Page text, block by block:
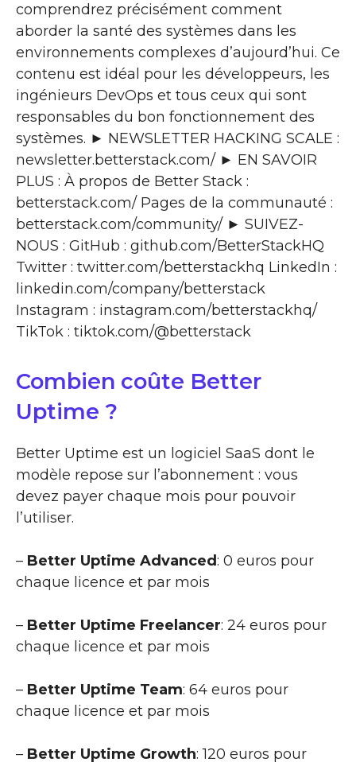
comprendrez précisément comment
aborder la santé des systèmes dans les
environnements complexes d’aujourd’hui. Ce
contenu est idéal pour les développeurs, les
ingénieurs DevOps et tous ceux qui sont
responsables du bon fonctionnement des
systèmes. ► NEWSLETTER HACKING SCALE :
newsletter.betterstack.com/ ► EN SAVOIR
PLUS : À propos de Better Stack :
betterstack.com/ Pages de la communauté :
betterstack.com/community/ ► SUIVEZ-
NOUS : GitHub : github.com/BetterStackHQ
Twitter : twitter.com/betterstackhq LinkedIn :
linkedin.com/company/betterstack
Instagram : instagram.com/betterstackhq/
TikTok : tiktok.com/@betterstack
Combien coûte Better
Uptime ?
Better Uptime est un logiciel SaaS dont le
modèle repose sur l’abonnement : vous
devez payer chaque mois pour pouvoir
l’utiliser.
– Better Uptime Advanced: 0 euros pour
chaque licence et par mois
– Better Uptime Freelancer: 24 euros pour
chaque licence et par mois
– Better Uptime Team: 64 euros pour
chaque licence et par mois
– Better Uptime Growth: 120 euros pour